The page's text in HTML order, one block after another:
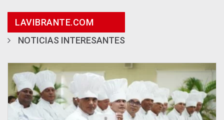
LAVIBRANTE.COM
NOTICIAS INTERESANTES